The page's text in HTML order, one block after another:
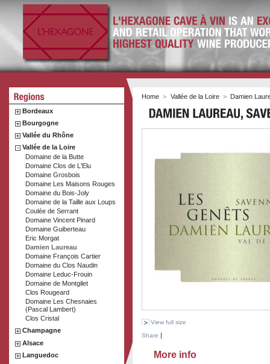
Bordeaux
Bourgogne
Vallée du Rhône
Vallée de la Loire
Domaine de la Butte
Domaine Clos de L'Elu
Domaine Grosbois
Domaine Les Maisons Rouges
Domaine du Bois-Joly
Domaine de la Taille aux Loups
Coulée de Serrant
Domaine Vincent Pinard
Domaine Guiberteau
Eric Morgat
Damien Laureau
Domaine François Cartier
Domaine du Clos Naudin
Domaine Leduc-Frouin
Domaine de Montgilet
Clos Rougeard
Domaine Les Chesnaies
(Pascal Lambert)
Clos Cristal
Champagne
Alsace
Languedoc
Home > Vallée de la Loire > Damien
View full size
Share |
More info